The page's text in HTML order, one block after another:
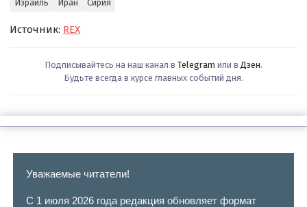
Израиль Иран Сирия
Источник: REX
Подписывайтесь на наш канал в Telegram или в Дзен.
Будьте всегда в курсе главных событий дня.
Уважаемые читатели!
С 1 июля 2026 года редакция обновляет формат